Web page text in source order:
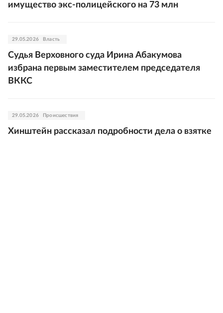
имущество экс-полицейского на 73 млн
29.05.2026 Власть
Судья Верховного суда Ирина Абакумова
избрана первым заместителем председателя
ВККС
29.05.2026 Происшествия
Хинштейн рассказал подробности дела о взятке